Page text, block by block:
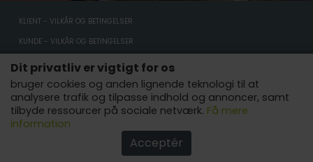
Dit privatliv er vigtigt for os
bruger cookies og anden lignende teknologi til at
analysere trafik og tilpasse indhold og annoncer, samt
tilbyde ressourcer på sociale netværk. Få mere
information
Acceptér
KLIENT - VILKÅR OG BETINGELSER
KUNDE - VILKÅR OG BETINGELSER
KUNDE - PRIVATLIVSPOLITIK
KUNDE - COOKIES-POLITIK
ANNONCÉR HER
AFFILIATES
COPYRIGHT © 2022 - ALLE RETTIGHEDER FORBEHOLDES.